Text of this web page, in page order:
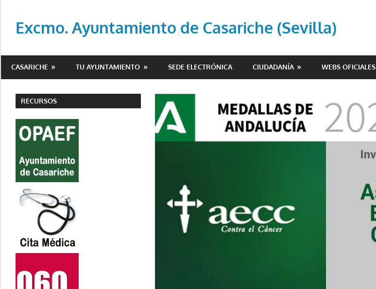
contenido
Excmo. Ayuntamiento de Casariche (Sevilla)
del
de
Casariche
CASARICHE TU AYUNTAMIENTO SEDE ELECTRÓNICA CIUDADANÍA WEBS OFICIALES
RECURSOS